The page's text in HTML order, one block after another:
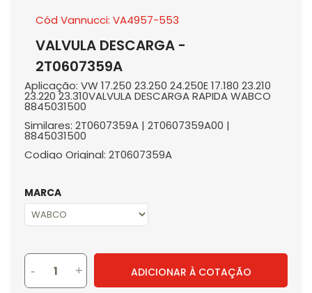
Cód Vannucci: VA4957-553
VALVULA DESCARGA -
2T0607359A
Aplicação: VW 17.250 23.250 24.250E 17.180 23.210
23.220 23.310VALVULA DESCARGA RAPIDA WABCO
8845031500
Similares: 2T0607359A | 2T0607359A00 |
8845031500
Codigo Original: 2T0607359A
MARCA
- + ADICIONAR À COTAÇÃO